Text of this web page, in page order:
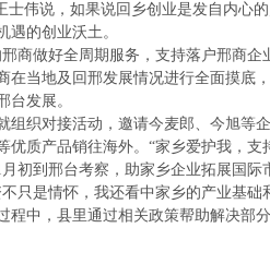
伟说，如果说回乡创业是发自内心
的创业沃土。
做好全周期服务，支持落户邢商企
当地及回邢发展情况进行全面摸底
台发展。
织对接活动，邀请今麦郎、今旭等
质产品销往海外。“家乡爱护我，
初到邢台考察，助家乡企业拓展国际
是情怀，我还看中家乡的产业基础
中，县里通过相关政策帮助解决部